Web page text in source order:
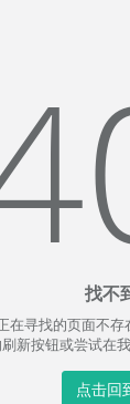
找不
在寻找的页面不
新按钮或尝试在
点击回